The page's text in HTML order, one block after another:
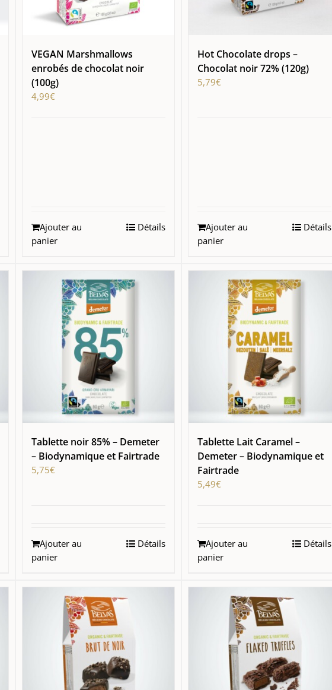
VEGAN Marshmallows
enrobés de chocolat noir
(100g)
4,99€
Ajouter au
panier
Détails
Hot Chocolate drops –
Chocolat noir 72% (120g)
5,79€
Ajouter au
panier
Détails
Tablette noir 85% – Demeter
– Biodynamique et Fairtrade
5,75€
Ajouter au
panier
Détails
Tablette Lait Caramel –
Demeter – Biodynamique et
Fairtrade
5,49€
Ajouter au
panier
Détails